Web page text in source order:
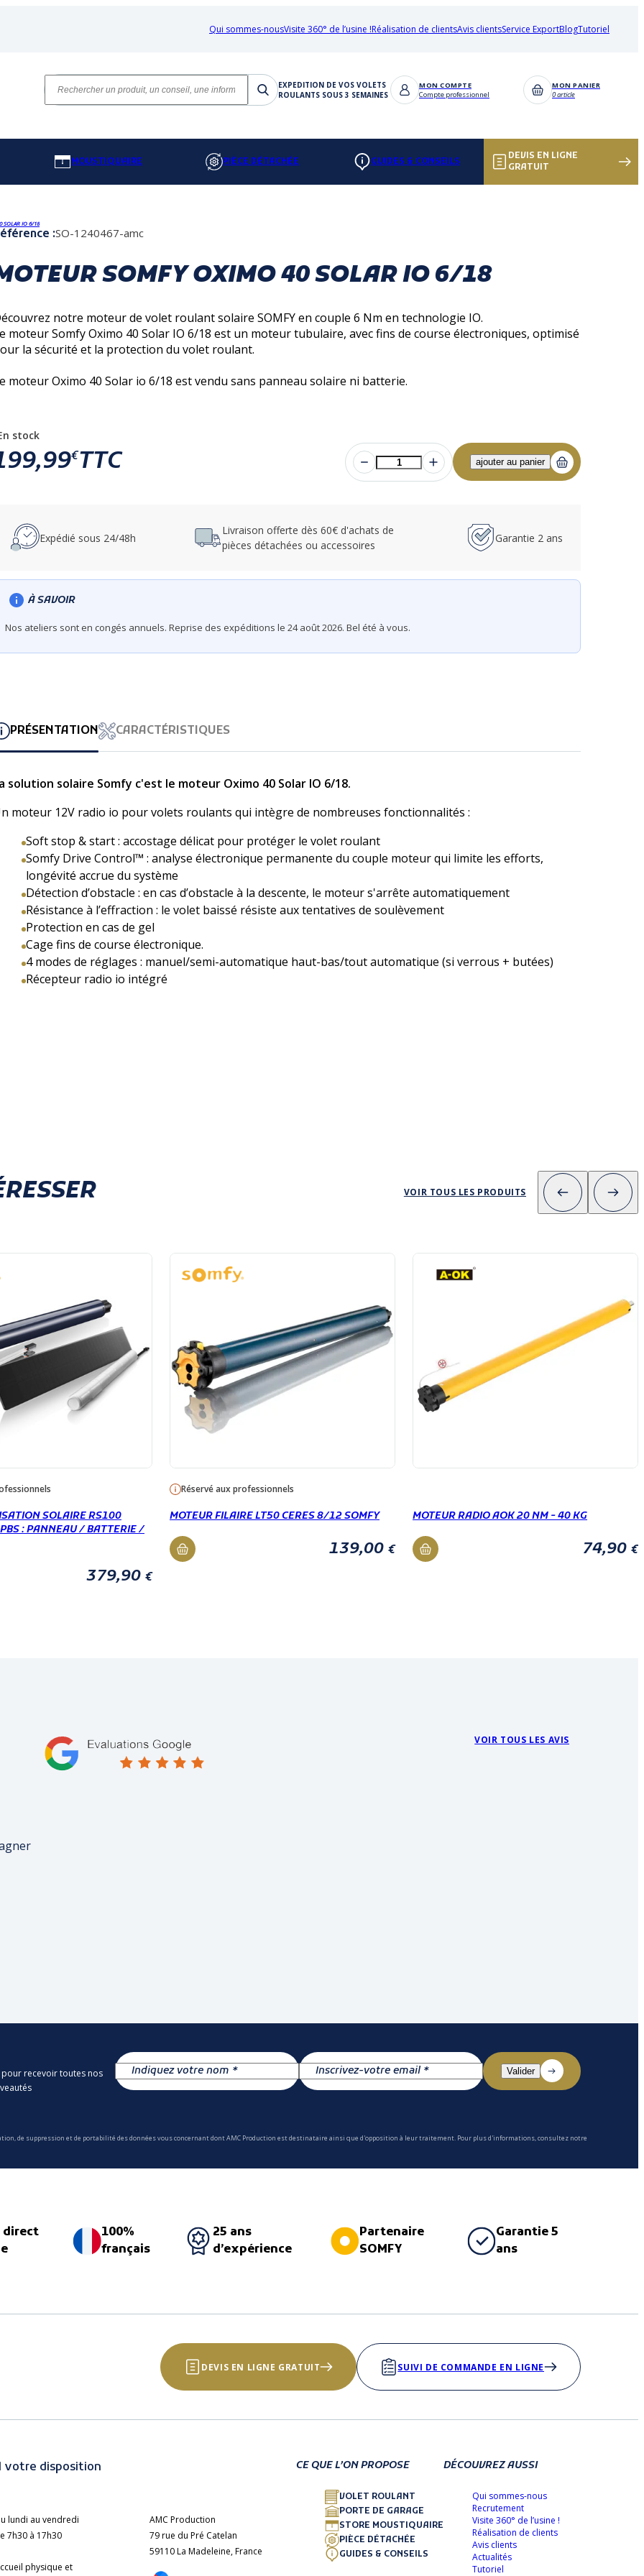
Qui sommes-nousVisite 360° de l’usine !Réalisation de clientsAvis clientsService ExportBlogTutoriel
EXPEDITION DE VOS VOLETS
ROULANTS SOUS 3 SEMAINES
MON COMPTE
Compte professionnel
MON PANIER
0 article
MOUSTIQUAIRE PIÈCE DÉTACHÉE GUIDES & CONSEILS
DEVIS EN LIGNE
GRATUIT
SOLAR IO 6/18
:SO-1240467-amc
SOMFY OXIMO 40 SOLAR IO 6/18
notre moteur de volet roulant solaire SOMFY en couple 6 Nm en technologie IO.
moteur Somfy Oximo 40 Solar IO 6/18 est un moteur tubulaire, avec fins de course électroniques, optimisé
la sécurité et la protection du volet roulant.
moteur Oximo 40 Solar io 6/18 est vendu sans panneau solaire ni batterie.
stock
€TTC
Expédié sous 24/48h
Livraison offerte dès 60€ d'achats de
pièces détachées ou accessoires
Garantie 2 ans
À SAVOIR
Nos ateliers sont en congés annuels. Reprise des expéditions le 24 août 2026. Bel été à vous.
PRÉSENTATION CARACTÉRISTIQUES
solution solaire Somfy c'est le moteur Oximo 40 Solar IO 6/18.
moteur 12V radio io pour volets roulants qui intègre de nombreuses fonctionnalités :
Soft stop & start : accostage délicat pour protéger le volet roulant
Somfy Drive Control™ : analyse électronique permanente du couple moteur qui limite les efforts,
longévité accrue du système
Détection d’obstacle : en cas d’obstacle à la descente, le moteur s'arrête automatiquement
Résistance à l’effraction : le volet baissé résiste aux tentatives de soulèvement
Protection en cas de gel
Cage fins de course électronique.
4 modes de réglages : manuel/semi-automatique haut-bas/tout automatique (si verrous + butées)
Récepteur radio io intégré
VOIR TOUS LES PRODUITS
SOLAIRE RS100
: PANNEAU / BATTERIE /
379,90 €
Réservé aux professionnels
MOTEUR FILAIRE LT50 CERES 8/12 SOMFY
139,00 €
MOTEUR RADIO AOK 20 NM - 40 KG
74,90 €
VOIR TOUS LES AVIS
recevoir toutes nos
de suppression et de portabilité des données vous concernant dont AMC Production est destinataire ainsi que d'opposition à leur traitement. Pour plus d'informations, consultez notre
direct
100%
français
25 ans
d’expérience
Partenaire
SOMFY
Garantie 5
ans
DEVIS EN LIGNE GRATUIT SUIVI DE COMMANDE EN LIGNE
votre disposition
lundi au vendredi
7h30 à 17h30
physique et
AMC Production
79 rue du Pré Catelan
59110 La Madeleine, France
CE QUE L’ON PROPOSE
VOLET ROULANT
PORTE DE GARAGE
STORE MOUSTIQUAIRE
PIÈCE DÉTACHÉE
GUIDES & CONSEILS
DÉCOUVREZ AUSSI
Qui sommes-nous
Recrutement
Visite 360° de l’usine !
Réalisation de clients
Avis clients
Actualités
Tutoriel